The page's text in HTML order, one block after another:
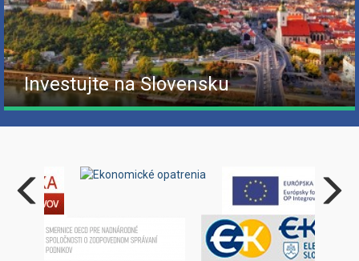
Investujte na Slovensku